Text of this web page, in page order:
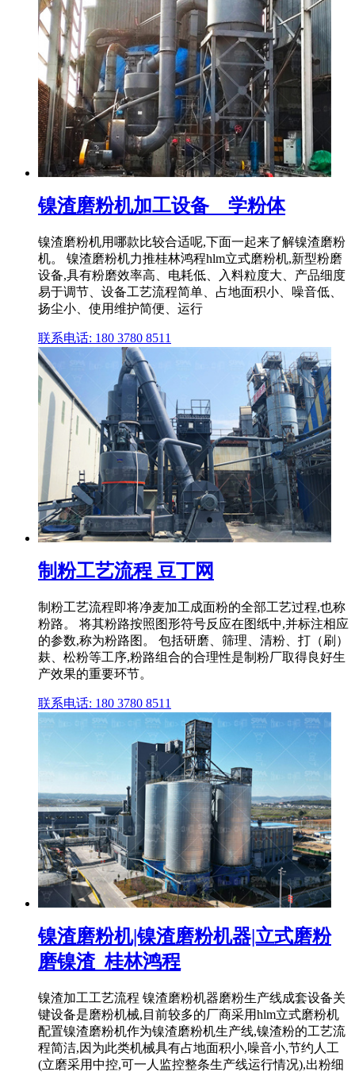
镍渣磨粉机加工设备 _ 学粉体
镍渣磨粉机用哪款比较合适呢,下面一起来了解镍渣磨粉
机。 镍渣磨粉机力推桂林鸿程hlm立式磨粉机,新型粉磨
设备,具有粉磨效率高、电耗低、入料粒度大、产品细度
易于调节、设备工艺流程简单、占地面积小、噪音低、
扬尘小、使用维护简便、运行
联系电话: 180 3780 8511
制粉工艺流程 豆丁网
制粉工艺流程即将净麦加工成面粉的全部工艺过程,也称
粉路。 将其粉路按照图形符号反应在图纸中,并标注相应
的参数,称为粉路图。 包括研磨、筛理、清粉、打（刷）
麸、松粉等工序,粉路组合的合理性是制粉厂取得良好生
产效果的重要环节。
联系电话: 180 3780 8511
镍渣磨粉机|镍渣磨粉机器|立式磨粉
磨镍渣_桂林鸿程
镍渣加工工艺流程 镍渣磨粉机器磨粉生产线成套设备关
键设备是磨粉机械,目前较多的厂商采用hlm立式磨粉机
配置镍渣磨粉机作为镍渣磨粉机生产线,镍渣粉的工艺流
程简洁,因为此类机械具有占地面积小,噪音小,节约人工
(立磨采用中控,可一人监控整条生产线运行情况),出粉细